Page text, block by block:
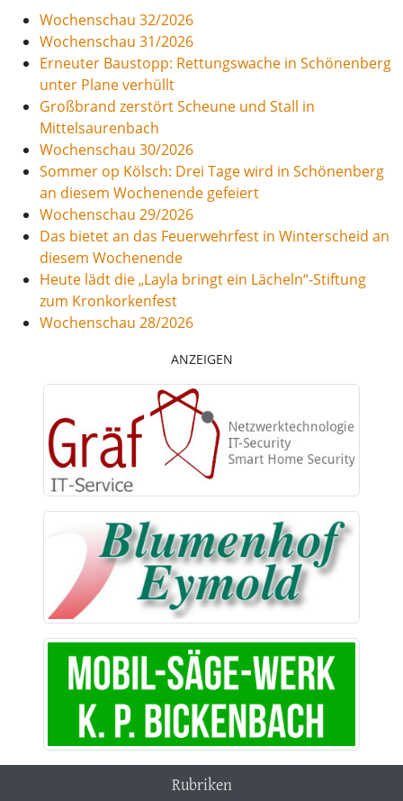
Wochenschau 32/2026
Wochenschau 31/2026
Erneuter Baustopp: Rettungswache in Schönenberg
unter Plane verhüllt
Großbrand zerstört Scheune und Stall in
Mittelsaurenbach
Wochenschau 30/2026
Sommer op Kölsch: Drei Tage wird in Schönenberg
an diesem Wochenende gefeiert
Wochenschau 29/2026
Das bietet an das Feuerwehrfest in Winterscheid an
diesem Wochenende
Heute lädt die „Layla bringt ein Lächeln“-Stiftung
zum Kronkorkenfest
Wochenschau 28/2026
ANZEIGEN
Rubriken